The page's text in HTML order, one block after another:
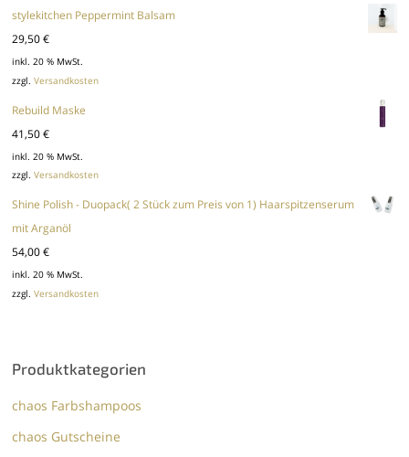
stylekitchen Peppermint Balsam
29,50€
inkl. 20 % MwSt.
zzgl.Versandkosten
Rebuild Maske
41,50€
inkl. 20 % MwSt.
zzgl.Versandkosten
Shine Polish - Duopack( 2 Stück zum Preis von 1) Haarspitzenserum
mit Arganöl
54,00€
inkl. 20 % MwSt.
zzgl.Versandkosten
Produktkategorien
chaos Farbshampoos
chaos Gutscheine